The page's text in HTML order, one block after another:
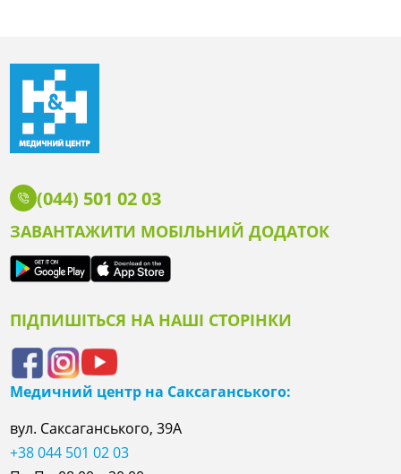
(044) 501 02 03
ЗАВАНТАЖИТИ МОБІЛЬНИЙ ДОДАТОК
ПІДПИШІТЬСЯ НА НАШІ СТОРІНКИ
Медичний центр на Саксаганського:
вул. Саксаганського, 39А
+38 044 501 02 03